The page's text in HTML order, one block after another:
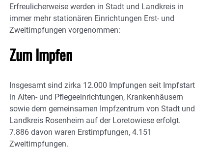
Erfreulicherweise werden in Stadt und Landkreis in
immer mehr stationären Einrichtungen Erst- und
Zweitimpfungen vorgenommen:
Zum Impfen
Insgesamt sind zirka 12.000 Impfungen seit Impfstart
in Alten- und Pflegeeinrichtungen, Krankenhäusern
sowie dem gemeinsamen Impfzentrum von Stadt und
Landkreis Rosenheim auf der Loretowiese erfolgt.
7.886 davon waren Erstimpfungen, 4.151
Zweitimpfungen.